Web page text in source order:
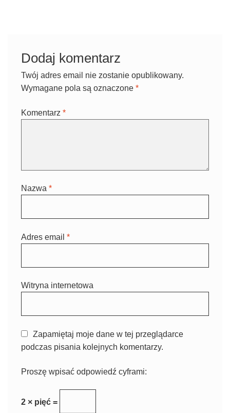
Dodaj komentarz
Twój adres email nie zostanie opublikowany.
Wymagane pola są oznaczone *
Komentarz *
Nazwa *
Adres email *
Witryna internetowa
Zapamiętaj moje dane w tej przeglądarce
podczas pisania kolejnych komentarzy.
Proszę wpisać odpowiedź cyframi:
2 × pięć =